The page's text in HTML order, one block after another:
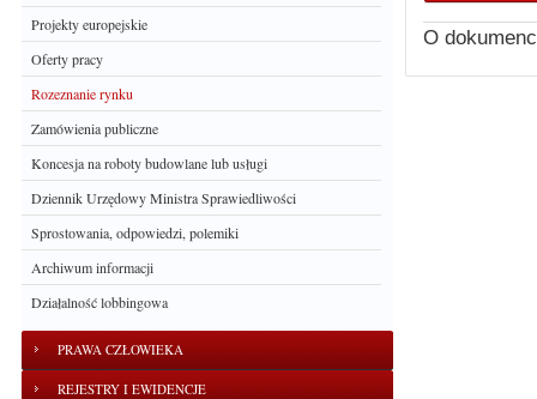
Projekty europejskie
Oferty pracy
Rozeznanie rynku
Zamówienia publiczne
Koncesja na roboty budowlane lub usługi
Dziennik Urzędowy Ministra Sprawiedliwości
Sprostowania, odpowiedzi, polemiki
Archiwum informacji
Działalność lobbingowa
PRAWA CZŁOWIEKA
REJESTRY I EWIDENCJE
O